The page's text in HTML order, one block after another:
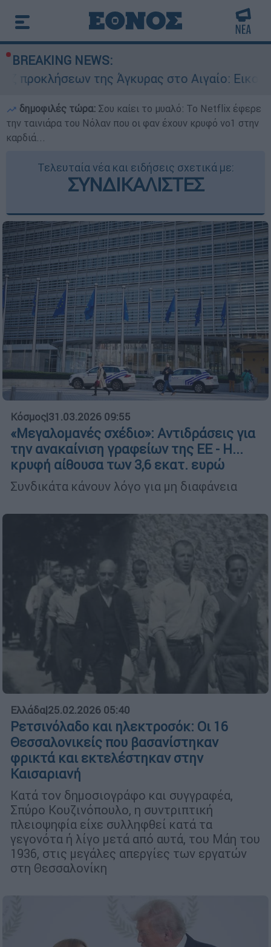
BREAKING NEWS:
της Άγκυρας στο Αιγαίο: Εικονική
δημοφιλές τώρα: Σου καίει το μυαλό: Το Netflix έφερε
την ταινιάρα του Νόλαν που οι φαν έχουν κρυφό νο1 στην
καρδιά...
Τελευταία νέα και ειδήσεις σχετικά με:
ΣΥΝΔΙΚΑΛΙΣΤΕΣ
Κόσμος|31.03.2026 09:55
«Μεγαλομανές σχέδιο»: Αντιδράσεις για
την ανακαίνιση γραφείων της ΕΕ - Η...
κρυφή αίθουσα των 3,6 εκατ. ευρώ
Συνδικάτα κάνουν λόγο για μη διαφάνεια
Ελλάδα|25.02.2026 05:40
Ρετσινόλαδο και ηλεκτροσόκ: Οι 16
Θεσσαλονικείς που βασανίστηκαν
φρικτά και εκτελέστηκαν στην
Καισαριανή
Κατά τον δημοσιογράφο και συγγραφέα,
Σπύρο Κουζινόπουλο, η συντριπτική
πλειοψηφία είχε συλληφθεί κατά τα
γεγονότα ή λίγο μετά από αυτά, του Μάη του
1936, στις μεγάλες απεργίες των εργατών
στη Θεσσαλονίκη